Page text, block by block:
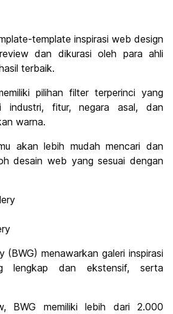
template inspirasi web design
dan dikurasi oleh para ahli
terbaik.
pilihan filter terperinci yang
industri, fitur, negara asal, dan
warna.
akan lebih mudah mencari dan
desain web yang sesuai dengan
(BWG) menawarkan galeri inspirasi
lengkap dan ekstensif, serta
BWG memiliki lebih dari 2.000